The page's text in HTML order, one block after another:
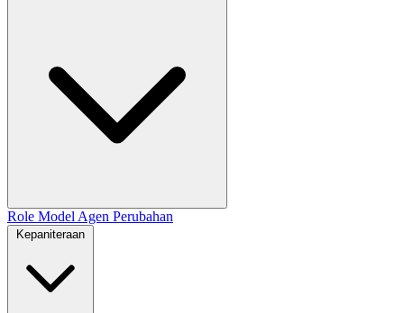
Role Model Agen Perubahan
Kepaniteraan